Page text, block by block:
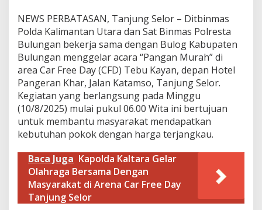
r
'
P
a
n
g
n
M
u
r
a
h
'
d
i
T
n
NEWS PERBATASAN, Tanjung Selor – Ditbinmas
Polda Kalimantan Utara dan Sat Binmas Polresta
Bulungan bekerja sama dengan Bulog Kabupaten
Bulungan menggelar acara “Pangan Murah” di
area Car Free Day (CFD) Tebu Kayan, depan Hotel
Pangeran Khar, Jalan Katamso, Tanjung Selor.
Kegiatan yang berlangsung pada Minggu
(10/8/2025) mulai pukul 06.00 Wita ini bertujuan
untuk membantu masyarakat mendapatkan
kebutuhan pokok dengan harga terjangkau.
Baca Juga Kapolda Kaltara Gelar
Olahraga Bersama Dengan
Masyarakat di Arena Car Free Day
Tanjung Selor